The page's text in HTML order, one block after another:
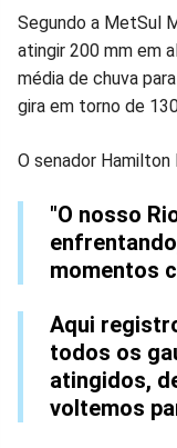
Facebook
Segundo a MetSul
atingir 200 mm em
média de chuva
gira em torno de
O senador Hamilton
"O nosso
momentos
Aqui
todos os
atingidos,
voltemos